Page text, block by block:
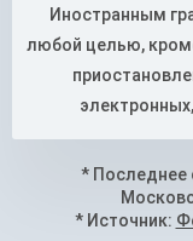
Иностранным
любой целью,
* Последнее
* Источник: